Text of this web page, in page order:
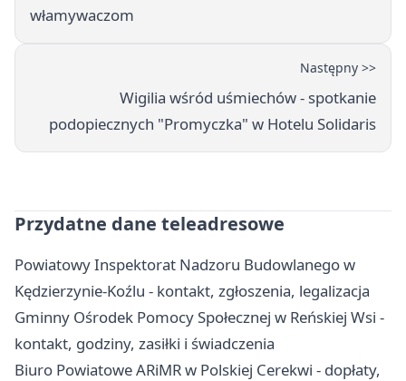
włamywaczom
Następny >>
Wigilia wśród uśmiechów - spotkanie
podopiecznych "Promyczka" w Hotelu Solidaris
Przydatne dane teleadresowe
Powiatowy Inspektorat Nadzoru Budowlanego w
Kędzierzynie-Koźlu - kontakt, zgłoszenia, legalizacja
Gminny Ośrodek Pomocy Społecznej w Reńskiej Wsi -
kontakt, godziny, zasiłki i świadczenia
Biuro Powiatowe ARiMR w Polskiej Cerekwi - dopłaty,